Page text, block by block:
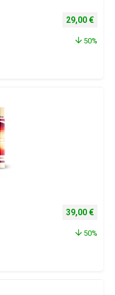
Izvorna
29,00 €
50%
Izvorna
39,00 €
50%